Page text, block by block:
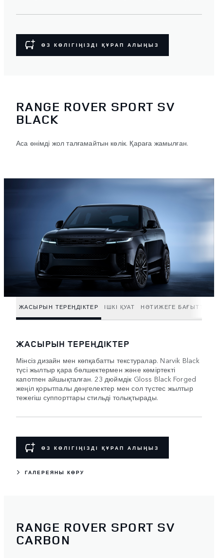
ӨЗ КӨЛІГІҢІЗДІ ҚҰРАП АЛЫҢЫЗ
RANGE ROVER SPORT SV
BLACK
Аса өнімді жол талғамайтын көлік. Қараға жамылған.
ЖАСЫРЫН ТЕРЕҢДІКТЕР ІШКІ ҚУАТ НӘТИЖЕГЕ
ЖАСЫРЫН ТЕРЕҢДІКТЕР
Мінсіз дизайн мен көпқабатты текстуралар. Narvik Black
түсі жылтыр қара бөлшектермен және көміртекті
капотпен айшықталған. 23 дюймдік Gloss Black Forged
жеңіл қорытпалы дөңгелектер мен сол түстес жылтыр
тежегіш суппорттары стильді толықтырады.
ӨЗ КӨЛІГІҢІЗДІ ҚҰРАП АЛЫҢЫЗ
ГАЛЕРЕЯНЫ КӨРУ
RANGE ROVER SPORT SV
CARBON